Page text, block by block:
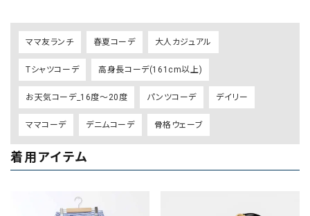
ママ友ランチ 春夏コーデ 大人カジュアル
Tシャツコーデ 高身長コーデ(161cm以上)
お天気コーデ_16度～20度 パンツコーデ デイリー
ママコーデ デニムコーデ 骨格ウェーブ
着用アイテム